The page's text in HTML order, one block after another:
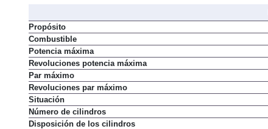
Propósito
Combustible
Potencia máxima
Revoluciones potencia máxima
Par máximo
Revoluciones par máximo
Situación
Número de cilindros
Disposición de los cilindros